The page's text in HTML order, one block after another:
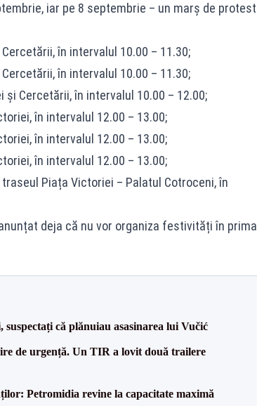
iar pe 8 septembrie – un marș de protest
în intervalul 10.00 – 11.30;
în intervalul 10.00 – 11.30;
Cercetării, în intervalul 10.00 – 12.00;
în intervalul 12.00 – 13.00;
în intervalul 12.00 – 13.00;
în intervalul 12.00 – 13.00;
Piața Victoriei – Palatul Cotroceni, în
deja că nu vor organiza festivități în prima
că plănuiau asasinarea lui Vučić
de urgență. Un TIR a lovit două trailere
Petromidia revine la capacitate maximă